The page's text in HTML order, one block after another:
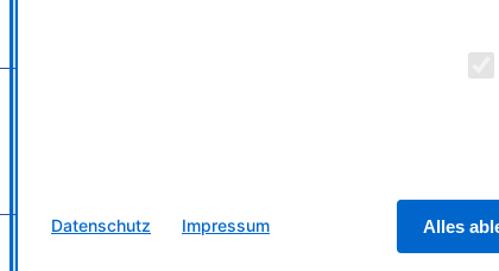
Material supraleitend wird. Diese sogenannte
Spinresonanz deutet auf einen
Alles
Datenschutz Impressum